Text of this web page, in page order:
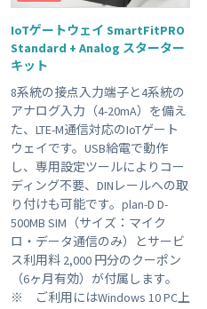
IoTゲートウェイ SmartFitPRO
Standard + Analog スターター
キット
8系統の接点入力端子と4系統の
アナログ入力（4-20mA）を備え
た、LTE-M通信対応のIoTゲート
ウェイです。USB給電で動作
し、専用設定ツールによりコー
ディング不要、DINレールへの取
り付けも可能です。plan-D D-
500MB SIM（サイズ：マイク
ロ・データ通信のみ）とサービ
ス利用料 2,000 円分のクーポン
（6ヶ月有効）が付属します。
※ ご利用にはWindows 10 PC上